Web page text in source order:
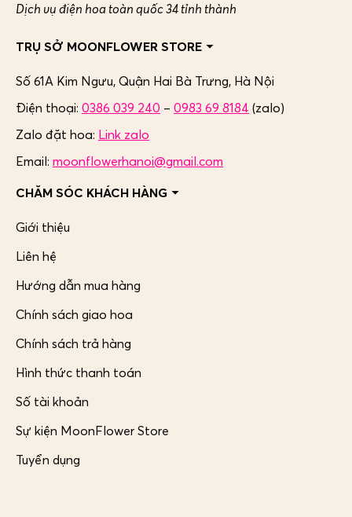
Dịch vụ điện hoa toàn quốc 34 tỉnh thành
TRỤ SỞ MOONFLOWER STORE
Số 61A Kim Ngưu, Quận Hai Bà Trưng, Hà Nội
Điện thoại: 0386 039 240 – 0983 69 8184 (zalo)
Zalo đặt hoa: Link zalo
Email: moonflowerhanoi@gmail.com
CHĂM SÓC KHÁCH HÀNG
Giới thiệu
Liên hệ
Hướng dẫn mua hàng
Chính sách giao hoa
Chính sách trả hàng
Hình thức thanh toán
Số tài khoản
Sự kiện MoonFlower Store
Tuyển dụng